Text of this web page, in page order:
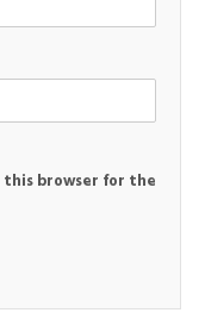
this browser for the